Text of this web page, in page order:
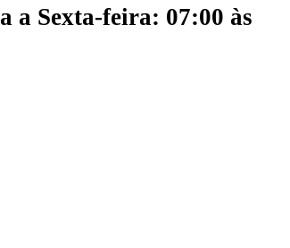
a Sexta-feira: 07:00 às